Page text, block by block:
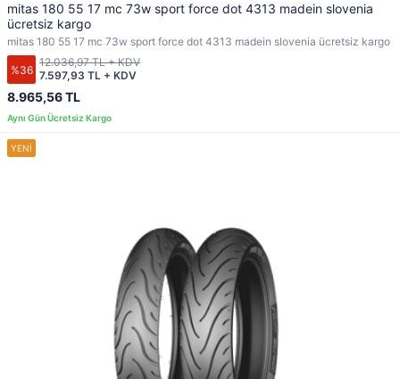
mitas 180 55 17 mc 73w sport force dot 4313 madein slovenia
ücretsiz kargo
mitas 180 55 17 mc 73w sport force dot 4313 madein slovenia ücretsiz kargo
%36
8.965,56 TL
7.597,93 TL + KDV
12.036,97 TL + KDV